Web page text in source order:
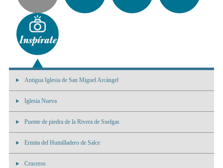
Antigua Iglesia de San Miguel Arcángel
Iglesia Nueva
Puente de piedra de la Rivera de Suelgas
Ermita del Humilladero de Salce
Cruceros